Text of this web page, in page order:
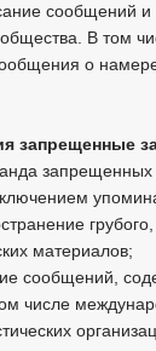
сообщений
В том
о
запрещенные
запрещенных
материалов;
сообщений,
числе